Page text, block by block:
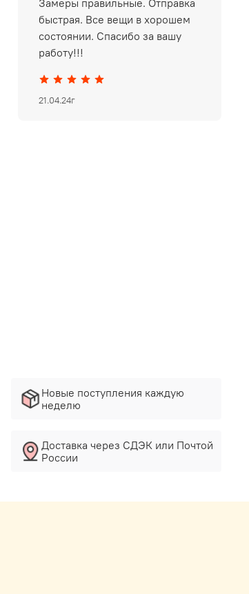
быстрая. Все вещи в хорошем
состоянии. Спасибо за вашу
работу!!!
21.04.24г
Новые поступления каждую
неделю
Доставка через СДЭК или Почтой
России